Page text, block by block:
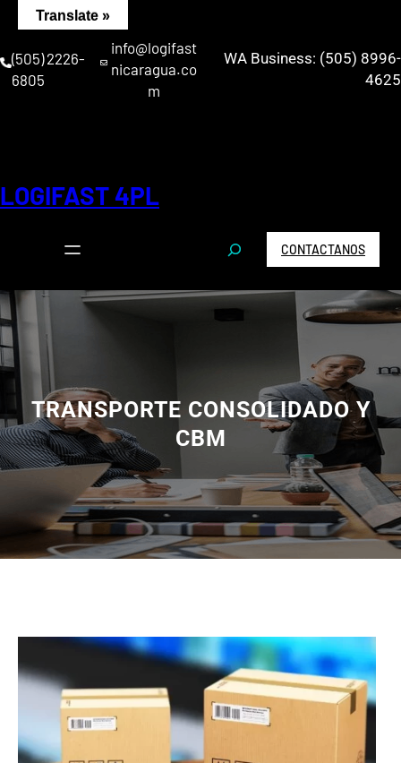
Saltar
contenido
(505) 2226-
6805
info@logifast
nicaragua.co
m
WA Business: (505) 8996-
4625
LOGIFAST 4PL
S
e
r
c
CONTACTANOS
TRANSPORTE CONSOLIDADO Y
CBM
Translate »